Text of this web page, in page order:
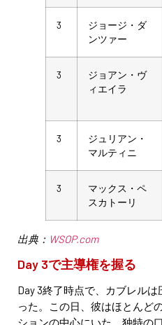
3
ジョージ・ダ
ンツァー
3
ジョアン・ヴ
ィエイラ
3
ジュリアン・
マルティニ
3
マックス・ペ
スカトーリ
出典： WSOP.com
Day 3で主導権を握る
Day 3終了時点で、カブレル
った。この日、彼はほとんど
ションの中心にいた。独特の